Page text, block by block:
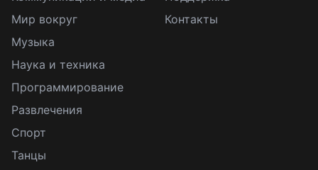
Мир вокруг
Музыка
Наука и техника
Программирование
Развлечения
Спорт
Танцы
Контакты